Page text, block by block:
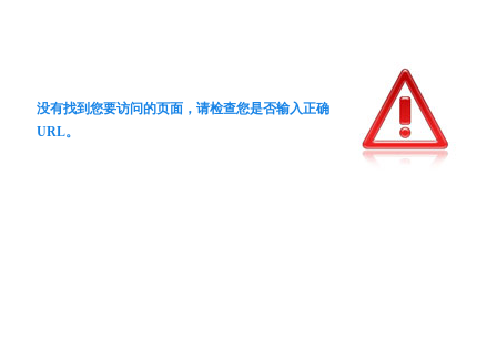
没有找到您要访问的页面，请检查您是否输入正确
URL。